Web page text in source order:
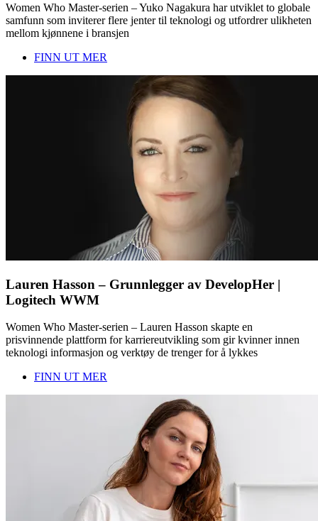
Women Who Master-serien – Yuko Nagakura har utviklet to globale
samfunn som inviterer flere jenter til teknologi og utfordrer ulikheten
mellom kjønnene i bransjen
FINN UT MER
Lauren Hasson – Grunnlegger av DevelopHer |
Logitech WWM
Women Who Master-serien – Lauren Hasson skapte en
prisvinnende plattform for karriereutvikling som gir kvinner innen
teknologi informasjon og verktøy de trenger for å lykkes
FINN UT MER